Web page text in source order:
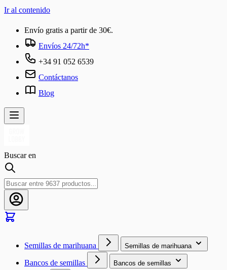
Ir al contenido
Envío gratis a partir de 30€.
Envíos 24/72h*
+34 91 052 6539
Contáctanos
Blog
Buscar en
Semillas de marihuana Semillas de marihuana
Bancos de semillas Bancos de semillas